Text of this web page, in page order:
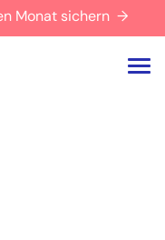
Monat sichern →